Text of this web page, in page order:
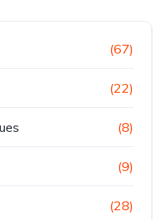
(67)
(22)
(8)
(9)
(28)